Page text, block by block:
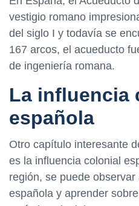
vestigio romano
del siglo I y todavía se
167 arcos, el acueducto
de ingeniería romana.
La influencia
española
Otro capítulo interesante
es la influencia colonial
región, se puede
española y aprender